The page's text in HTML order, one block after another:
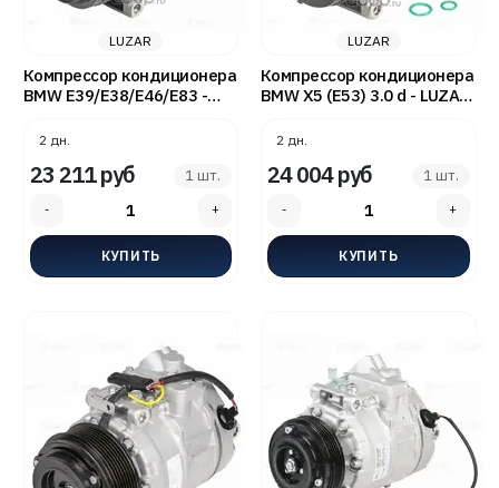
LUZAR
Компрессор кондиционера
BMW E39/E38/E46/E83 -
2 дн.
23 211 руб 1 шт.
LUZAR
Компрессор кондиционера
BMW X5 (E53) 3.0 d - LUZAR
2 дн.
24 004 руб 1 шт.